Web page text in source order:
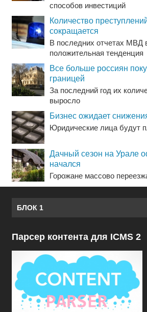
способов инвестиций
Количество
сокращается
В последних отчетах МВД
положительная тенденция
Все больше россиян
границей
За последний год их
выросло
Бизнес ожидает
Юридические лица будут
Дачный сезон на Урале
начался
Горожане массово
БЛОК 1
Парсер контента для ICMS 2